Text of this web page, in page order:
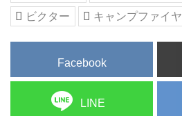
ビクター
キャンプファイ
Facebook
LINE